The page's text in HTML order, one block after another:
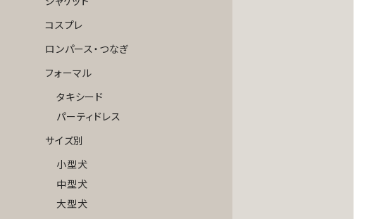
コスプレ
ロンパース・つなぎ
フォーマル
タキシード
パーティドレス
サイズ別
小型犬
中型犬
大型犬